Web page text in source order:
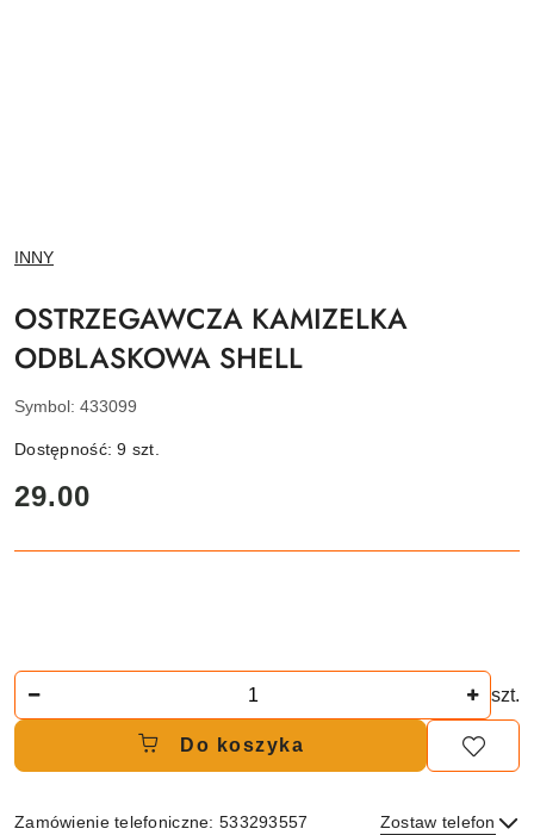
NAZWA
PRODUCENTA:
INNY
OSTRZEGAWCZA KAMIZELKA
ODBLASKOWA SHELL
Symbol: 433099
Dostępność:9 szt.
cena:
29.00
szt.
Do koszyka
Zamówienie telefoniczne: 533293557 Zostaw telefon